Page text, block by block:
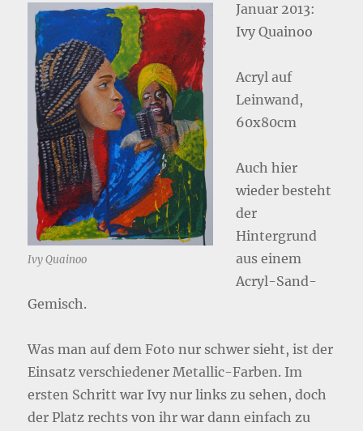
Ivy Quainoo
Januar 2013:
Ivy Quainoo
Acryl auf
Leinwand,
60x80cm
Auch hier
wieder besteht
der
Hintergrund
aus einem
Acryl-Sand-
Gemisch.
Was man auf dem Foto nur schwer sieht, ist der
Einsatz verschiedener Metallic-Farben. Im
ersten Schritt war Ivy nur links zu sehen, doch
der Platz rechts von ihr war dann einfach zu